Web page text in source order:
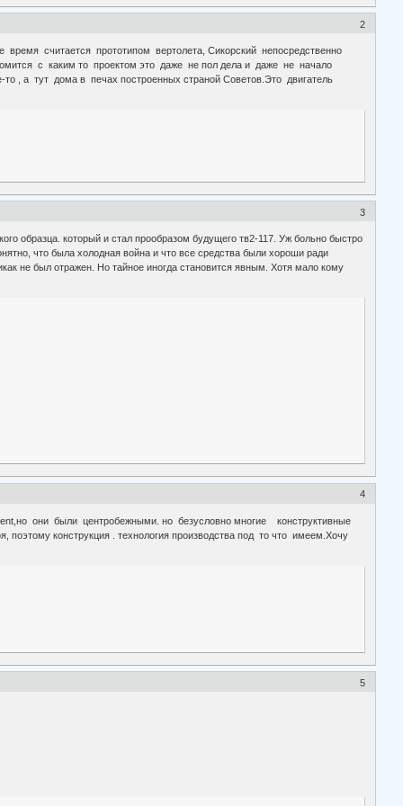
2
считается прототипом вертолета, Сикорский непосредственно
с каким то проектом это даже не пол дела и даже не начало
, а тут дома в печах построенных страной Советов.Это двигатель
3
образца. который и стал прообразом будущего тв2-117. Уж больно быстро
что была холодная война и что все средства были хороши ради
не был отражен. Но тайное иногда становится явным. Хотя мало кому
4
они были центробежными. но безусловно многие конструктивные
конструкция . технология производства под то что имеем.Хочу
5